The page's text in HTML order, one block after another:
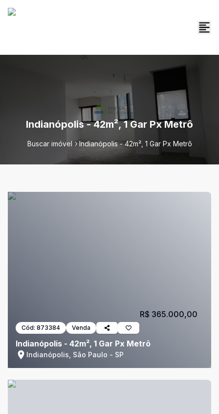
Indianópolis - 42m², 1 Gar Px Metrô
Buscar imóvel Indianópolis - 42m², 1 Gar Px Metrô
Cód: 873384 Venda
Indianópolis - 42m², 1 Gar Px Metrô
Indianópolis, São Paulo - SP
R$ 365.000,00